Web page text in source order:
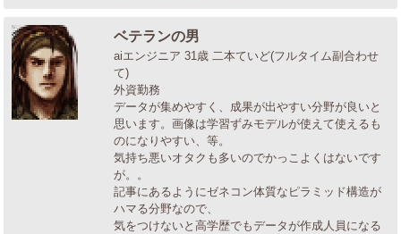
ベテランの男
aiエンジニア 31歳 二本ていど(フルタイム副合わせ
て)
外資勤務
データが集めやすく、成果が出やすい分野が良いと
思います。画像は学習ずみモデルが使えて使えるも
のになりやすい、等。
気持ち悪いオタクも多いのでかっこよくはないです
が。。
記事にあるようにゼネコン体質なピラミッド構造が
ハマる分野なので、
気をつけないと高学歴でもデータが作成人員になる